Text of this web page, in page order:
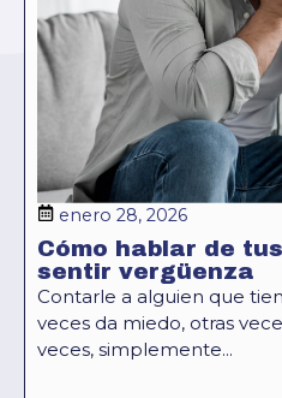
enero 28, 2026
Cómo hablar de
sentir vergüenza
Contarle a alguien que
veces da miedo, otras
veces, simplemente...